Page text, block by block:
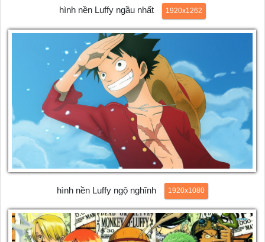
hình nền Luffy ngầu nhất 1920x1262
hình nền Luffy ngộ nghĩnh 1920x1080